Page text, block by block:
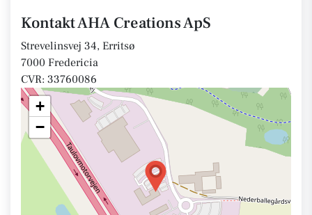
Kontakt AHA Creations ApS
Strevelinsvej 34, Erritsø
7000 Fredericia
CVR: 33760086
+
−